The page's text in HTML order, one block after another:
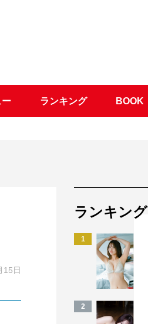
ー ランキング BOOK
15日
ランキング
1
2